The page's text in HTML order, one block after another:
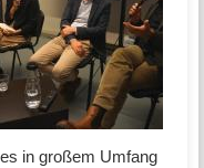
in großem Umfang